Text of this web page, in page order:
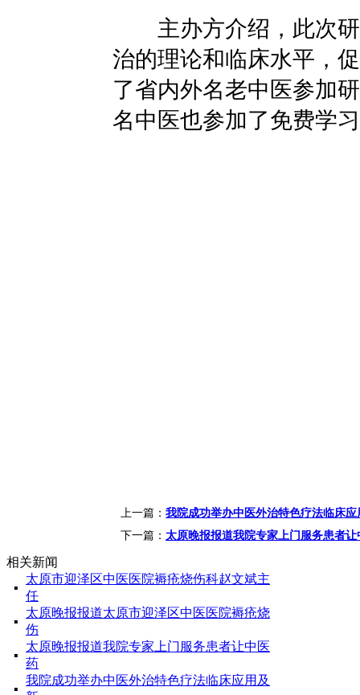
主办方介绍，此次研
治的理论和临床水平，
了省内外名老中医参加
名中医也参加了免费学
上一篇： 我院成功举办中医外治特色疗法临床
下一篇： 太原晚报报道我院专家上门服务患者
相关新闻
▪
太原市迎泽区中医医院褥疮烧伤科赵文斌主
任
▪
太原晚报报道太原市迎泽区中医医院褥疮烧
伤
▪
太原晚报报道我院专家上门服务患者让中医
药
▪
我院成功举办中医外治特色疗法临床应用及